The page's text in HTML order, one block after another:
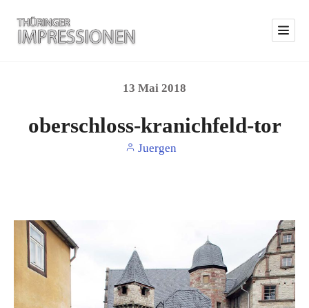
13 Mai 2018
oberschloss-kranichfeld-tor
Juergen